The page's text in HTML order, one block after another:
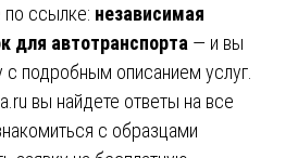
ссылке: независимая
для автотранспорта — и вы
с подробным описанием услуг.
вы найдете ответы на все
с образцами